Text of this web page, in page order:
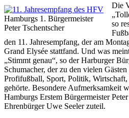
Hamburgs 1. Bürgermeister
Peter Tschentscher
Die
so
den 11. Jahresempfang, der am
Grand Elysée stattfand. Und was
„Stimmt genau“, so der Harburger
Schumacher, der zu den vielen
Profifußball, Sport, Politik,
gehörte. Besondere Aufmerksamkeit
Hamburgs Erstem Bürgermeister
Ehrenbürger Uwe Seeler zuteil.